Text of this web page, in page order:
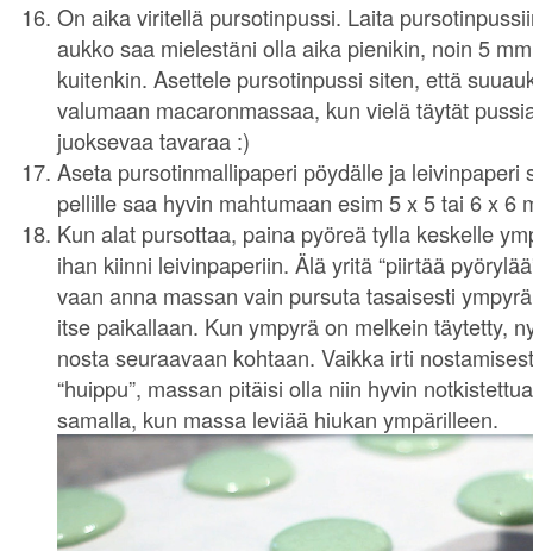
On aika viritellä pursotinpussi. Laita
aukko saa mielestäni olla aika pienikin, noin 5
kuitenkin. Asettele pursotinpussi siten, että
valumaan macaronmassaa, kun vielä täytät
juoksevaa tavaraa :)
Aseta pursotinmallipaperi pöydälle ja leivinpaperi
pellille saa hyvin mahtumaan esim 5 x 5 tai 6 x 6
Kun alat pursottaa, paina pyöreä tylla keskelle
ihan kiinni leivinpaperiin. Älä yritä “piirtää
vaan anna massan vain pursuta tasaisesti
itse paikallaan. Kun ympyrä on melkein täytetty,
nosta seuraavaan kohtaan. Vaikka irti
“huippu”, massan pitäisi olla niin hyvin
samalla, kun massa leviää hiukan ympärilleen.